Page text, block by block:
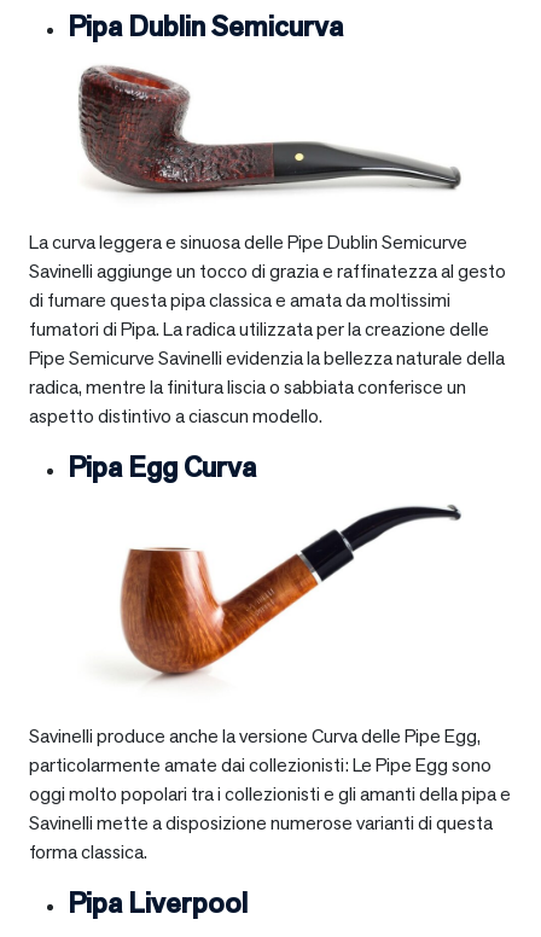
Pipa Dublin Semicurva
La curva leggera e sinuosa delle Pipe Dublin Semicurve
Savinelli aggiunge un tocco di grazia e raffinatezza al gesto
di fumare questa pipa classica e amata da moltissimi
fumatori di Pipa. La radica utilizzata per la creazione delle
Pipe Semicurve Savinelli evidenzia la bellezza naturale della
radica, mentre la finitura liscia o sabbiata conferisce un
aspetto distintivo a ciascun modello.
Pipa Egg Curva
Savinelli produce anche la versione Curva delle Pipe Egg,
particolarmente amate dai collezionisti: Le Pipe Egg sono
oggi molto popolari tra i collezionisti e gli amanti della pipa e
Savinelli mette a disposizione numerose varianti di questa
forma classica.
Pipa Liverpool